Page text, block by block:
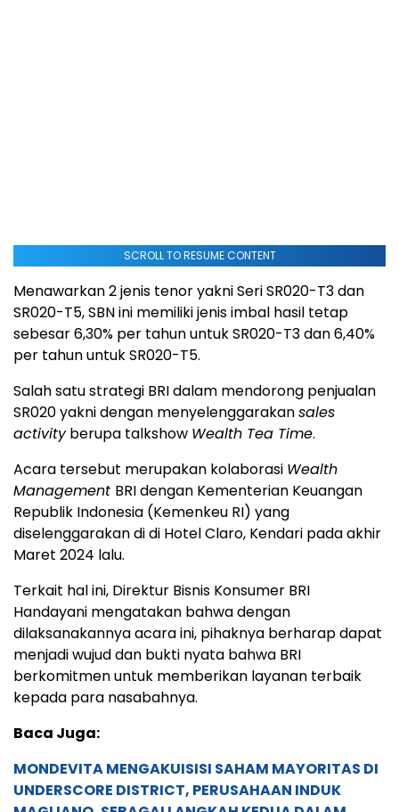
SCROLL TO RESUME CONTENT
Menawarkan 2 jenis tenor yakni Seri SR020-T3 dan
SR020-T5, SBN ini memiliki jenis imbal hasil tetap
sebesar 6,30% per tahun untuk SR020-T3 dan 6,40%
per tahun untuk SR020-T5.
Salah satu strategi BRI dalam mendorong penjualan
SR020 yakni dengan menyelenggarakansales
activityberupa talkshow Wealth Tea Time.
Acara tersebut merupakan kolaborasi Wealth
Management BRI dengan Kementerian Keuangan
Republik Indonesia (Kemenkeu RI) yang
diselenggarakan di di Hotel Claro, Kendari pada akhir
Maret 2024 lalu.
Terkait hal ini, Direktur Bisnis Konsumer BRI
Handayani mengatakan bahwa dengan
dilaksanakannya acara ini, pihaknya berharap dapat
menjadi wujud dan bukti nyata bahwa BRI
berkomitmen untuk memberikan layanan terbaik
kepada para nasabahnya.
Baca Juga:
MONDEVITA MENGAKUISISI SAHAM MAYORITAS DI
UNDERSCORE DISTRICT, PERUSAHAAN INDUK